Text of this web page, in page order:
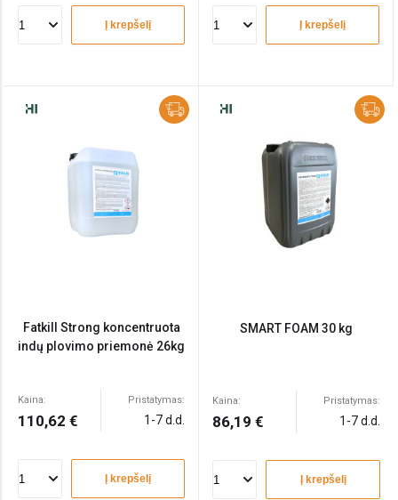
Į krepšelį Į krepšelį
Fatkill Strong koncentruota
indų plovimo priemonė 26kg
Kaina:
110,62 €
Pristatymas:
1-7 d.d.
Į krepšelį
SMART FOAM 30 kg
Kaina:
86,19 €
Pristatymas:
1-7 d.d.
Į krepšelį